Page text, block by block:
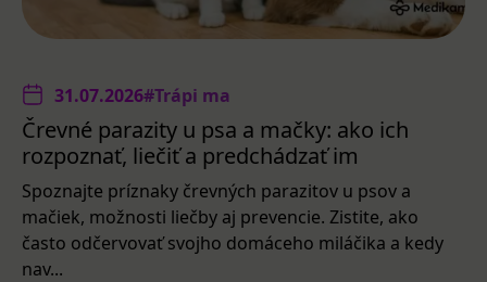
31.07.2026#Trápi ma
Črevné parazity u psa a mačky: ako ich
rozpoznať, liečiť a predchádzať im
Spoznajte príznaky črevných parazitov u psov a
mačiek, možnosti liečby aj prevencie. Zistite, ako
často odčervovať svojho domáceho miláčika a kedy
nav...